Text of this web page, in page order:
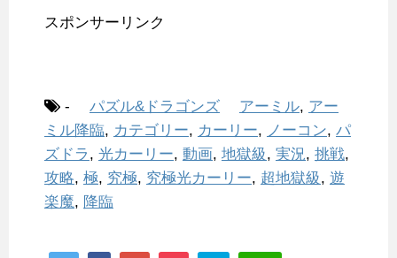
スポンサーリンク
- パズル&ドラゴンズ アーミル, アー
ミル降臨, カテゴリー, カーリー, ノーコン, パ
ズドラ , 光カーリー, 動画, 地獄級, 実況, 挑戦,
攻略, 極, 究極, 究極光カーリー, 超地獄級, 遊
楽魔, 降臨